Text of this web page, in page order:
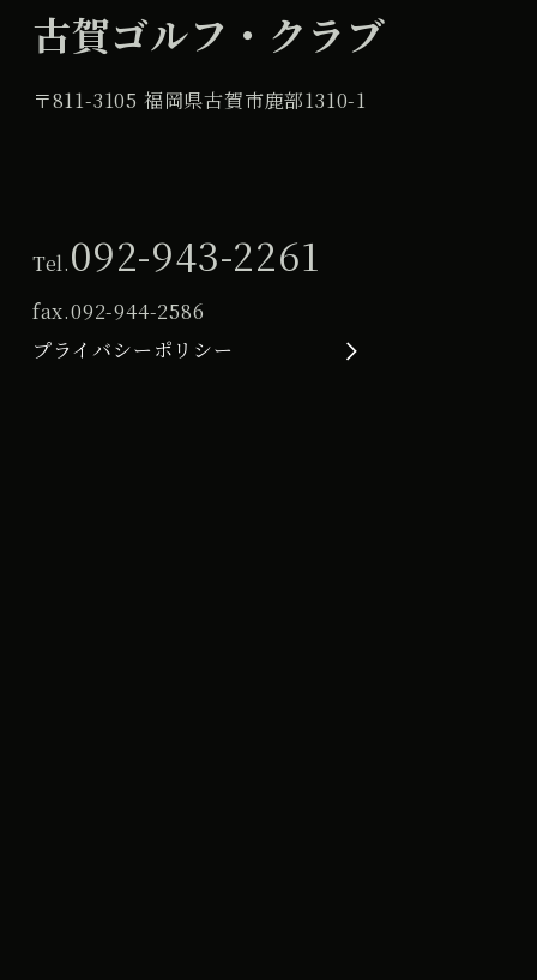
古賀ゴルフ・クラブ
〒811-3105 福岡県古賀市鹿部1310-1
Tel.092-943-2261
fax.092-944-2586
プライバシーポリシー